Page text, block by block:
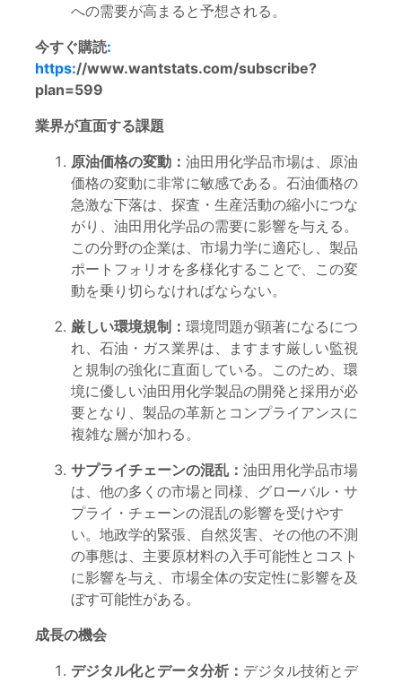
への需要が高まると予想される。
今すぐ購読:
https://www.wantstats.com/subscribe?
plan=599
業界が直面する課題
原油価格の変動： 油田用化学品市場は、原油
価格の変動に非常に敏感である。石油価格の
急激な下落は、探査・生産活動の縮小につな
がり、油田用化学品の需要に影響を与える。
この分野の企業は、市場力学に適応し、製品
ポートフォリオを多様化することで、この変
動を乗り切らなければならない。
厳しい環境規制： 環境問題が顕著になるにつ
れ、石油・ガス業界は、ますます厳しい監視
と規制の強化に直面している。このため、環
境に優しい油田用化学製品の開発と採用が必
要となり、製品の革新とコンプライアンスに
複雑な層が加わる。
サプライチェーンの混乱： 油田用化学品市場
は、他の多くの市場と同様、グローバル・サ
プライ・チェーンの混乱の影響を受けやす
い。地政学的緊張、自然災害、その他の不測
の事態は、主要原材料の入手可能性とコスト
に影響を与え、市場全体の安定性に影響を及
ぼす可能性がある。
成長の機会
デジタル化とデータ分析： デジタル技術とデ